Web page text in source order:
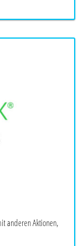
anderen Aktionen,